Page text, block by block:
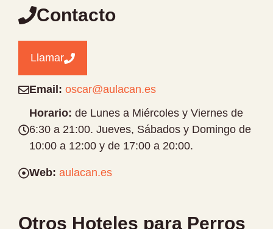
Contacto
Llamar
Email: oscar@aulacan.es
Horario: de Lunes a Miércoles y Viernes de
6:30 a 21:00. Jueves, Sábados y Domingo de
10:00 a 12:00 y de 17:00 a 20:00.
Web: aulacan.es
Otros Hoteles para Perros